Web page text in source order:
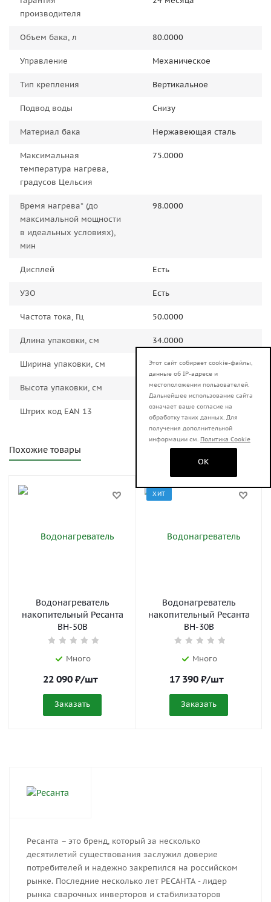
производителя
Объем бака, л 80.0000
Управление Механическое
Тип крепления Вертикальное
Подвод воды Снизу
Материал бака Нержавеющая сталь
Максимальная
температура нагрева,
градусов Цельсия
75.0000
Время нагрева* (до
максимальной мощности
в идеальных условиях),
мин
98.0000
Дисплей Есть
УЗО Есть
Частота тока, Гц 50.0000
Длина упаковки, см 34.0000
Ширина упаковки, см 56.0000
Высота упаковки, см 110.0000
Штрих код EAN 13 4606059029663
Похожие товары
Водонагреватель
накопительный Ресанта
ВН-50В
Много
22 090₽/шт
Заказать
ХИТ
Водонагреватель
накопительный Ресанта
ВН-30В
Много
17 390 ₽/шт
Заказать
Ресанта – это бренд, который за несколько
десятилетий существования заслужил доверие
потребителей и надежно закрепился на российском
рынке. Последние несколько лет РЕСАНТА - лидер
рынка сварочных инверторов и стабилизаторов
Этот сайт собирает cookie-файлы,
данные об IP-адресе и
местоположении пользователей.
Дальнейшее использование сайта
означает ваше согласие на
обработку таких данных. Для
получения дополнительной
информации см. Политика Cookie
OK